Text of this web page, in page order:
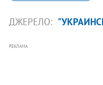
ДЖЕРЕЛО:
РЕКЛАМА